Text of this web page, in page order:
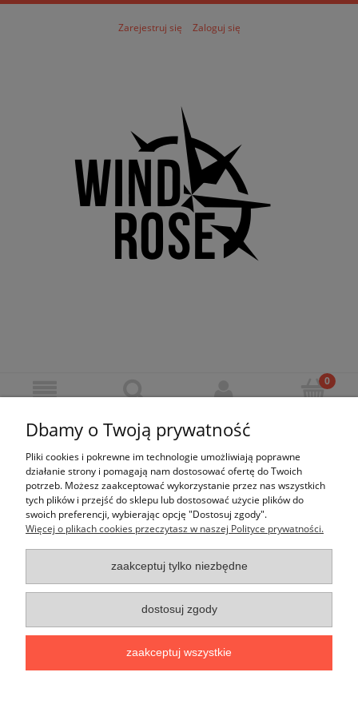
Zarejestruj się Zaloguj się
Nie znaleziono produktów spełniających podane kryteria.
Moje konto
Płatności i dostawa
Informacje
O nas
Dbamy o Twoją prywatność
Pliki cookies i pokrewne im technologie umożliwiają poprawne
działanie strony i pomagają nam dostosować ofertę do Twoich
potrzeb. Możesz zaakceptować wykorzystanie przez nas wszystkich
tych plików i przejść do sklepu lub dostosować użycie plików do
swoich preferencji, wybierając opcję "Dostosuj zgody".
Więcej o plikach cookies przeczytasz w naszej Polityce prywatności.
zaakceptuj tylko niezbędne
dostosuj zgody
zaakceptuj wszystkie